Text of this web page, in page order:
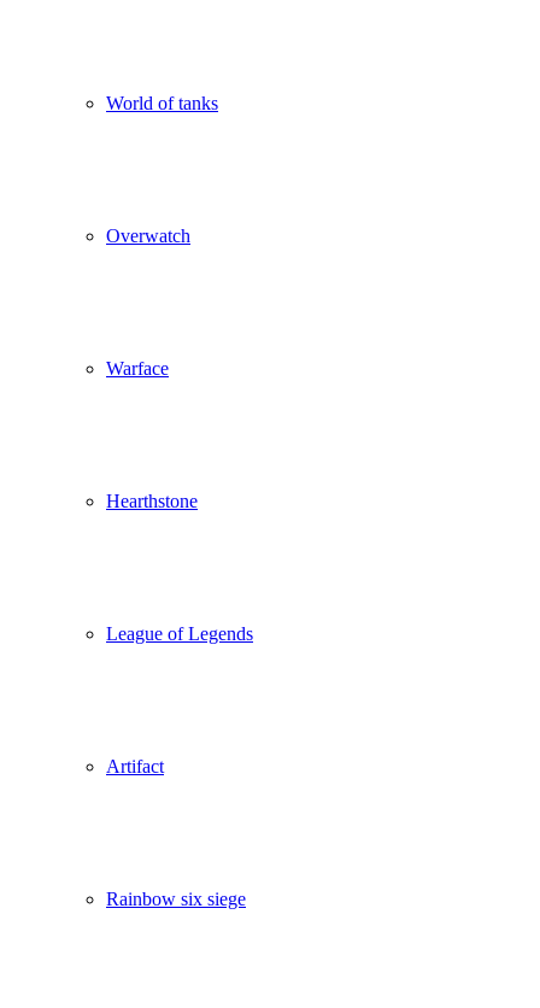
World of tanks
Overwatch
Warface
Hearthstone
League of Legends
Artifact
Rainbow six siege